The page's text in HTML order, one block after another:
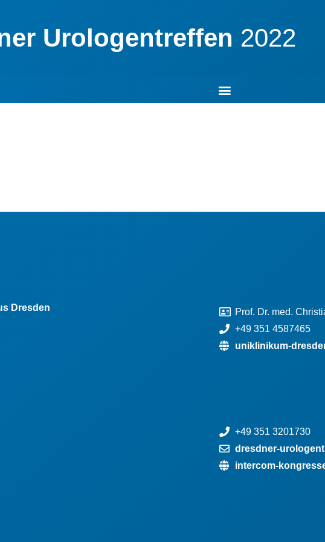
Urologentreffen 2022
Dresden
Prof. Dr. med.
+49 351 4587465
uniklinikum-
+49 351 3201730
dresdner-
intercom-